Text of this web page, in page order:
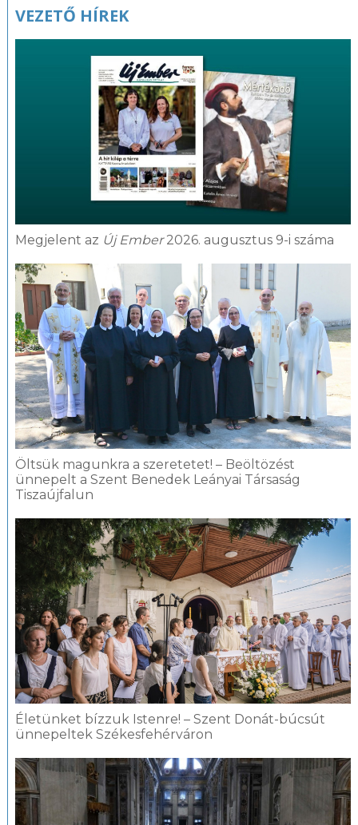
VEZETŐ HÍREK
Megjelent az Új Ember2026. augusztus 9-i száma
Öltsük magunkra a szeretetet! – Beöltözést
ünnepelt a Szent Benedek Leányai Társaság
Tiszaújfalun
Életünket bízzuk Istenre! – Szent Donát-búcsút
ünnepeltek Székesfehérváron